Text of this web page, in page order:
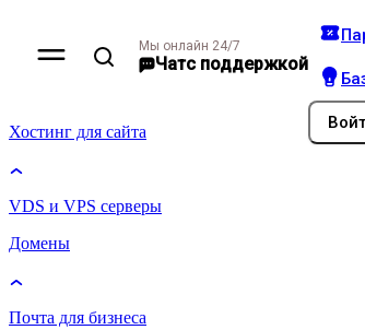
Мы онлайн 24/7
Чатс поддержкой
Хостинг для сайта
VDS и VPS серверы
Домены
Почта для бизнеса